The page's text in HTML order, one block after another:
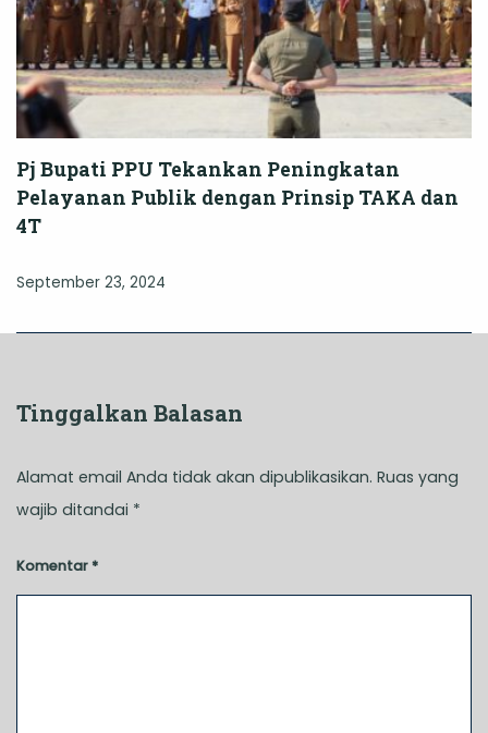
Pj Bupati PPU Tekankan Peningkatan
Pelayanan Publik dengan Prinsip TAKA dan
4T
September 23, 2024
Tinggalkan Balasan
Alamat email Anda tidak akan dipublikasikan. Ruas yang
wajib ditandai *
Komentar *